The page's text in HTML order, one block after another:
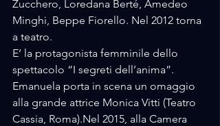
Zucchero, Loredana Berté, Amedeo
Minghi, Beppe Fiorello. Nel 2012 torna
a teatro.
E’ la protagonista femminile dello
spettacolo “I segreti dell’anima”.
Emanuela porta in scena un omaggio
alla grande attrice Monica Vitti (Teatro
Cassia, Roma).Nel 2015, alla Camera